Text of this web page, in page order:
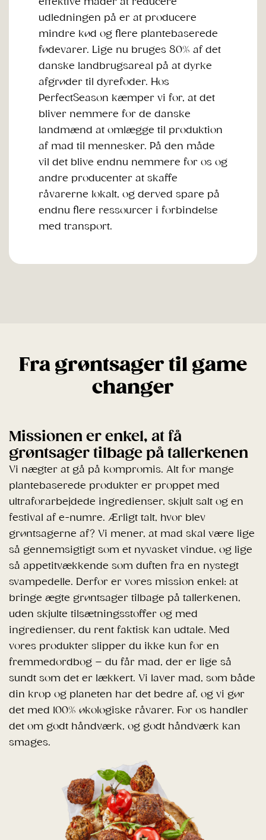
udledningen på er at producere
mindre kød og flere plantebaserede
fødevarer. Lige nu bruges 80% af det
danske landbrugsareal på at dyrke
afgrøder til dyrefoder. Hos
PerfectSeason kæmper vi for, at det
bliver nemmere for de danske
landmænd at omlægge til produktion
af mad til mennesker. På den måde
vil det blive endnu nemmere for os og
andre producenter at skaffe
råvarerne lokalt, og derved spare på
endnu flere ressourcer i forbindelse
med transport.
Fra grøntsager til game
changer
Missionen er enkel, at få
grøntsager tilbage på tallerkenen
Vi nægter at gå på kompromis. Alt for mange
plantebaserede produkter er proppet med
ultraforarbejdede ingredienser, skjult salt og en
festival af e-numre. Ærligt talt, hvor blev
grøntsagerne af? Vi mener, at mad skal være lige
så gennemsigtigt som et nyvasket vindue, og lige
så appetitvækkende som duften fra en nystegt
svampedelle. Derfor er vores mission enkel: at
bringe ægte grøntsager tilbage på tallerkenen,
uden skjulte tilsætningsstoffer og med
ingredienser, du rent faktisk kan udtale. Med
vores produkter slipper du ikke kun for en
fremmedordbog – du får mad, der er lige så
sundt som det er lækkert. Vi laver mad, som både
din krop og planeten har det bedre af, og vi gør
det med 100% økologiske råvarer. For os handler
det om godt håndværk, og godt håndværk kan
smages.